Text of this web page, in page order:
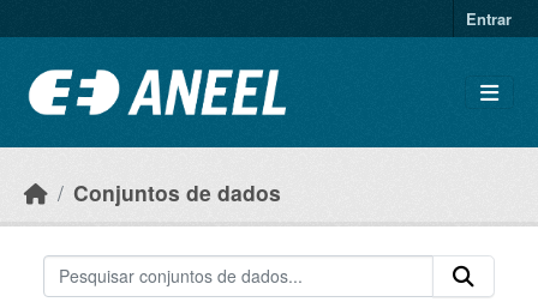
Entrar
Conjuntos de dados